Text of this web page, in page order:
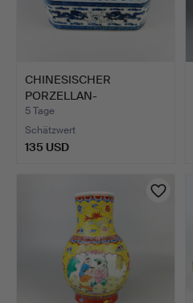
CHINESISCHER
PORZELLAN-
FLASCHENSTÄNDER.
5 Tage
Schätzwert
135 USD